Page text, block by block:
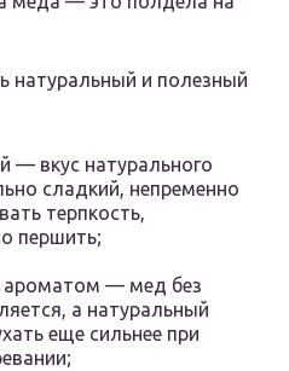
натуральный и полезный
— вкус натурального
сладкий, непременно
терпкость,
першить;
— мед без
а натуральный
еще сильнее при